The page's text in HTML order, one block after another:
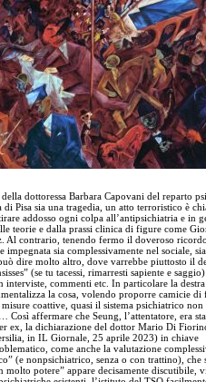
dottoressa Barbara Capovani del reparto
di Pisa sia una tragedia, un atto terroristico è
addosso ogni colpa all’antipsichiatria e in
teorie e dalla prassi clinica di figure come
Al contrario, tenendo fermo il doveroso
impegnata sia complessivamente nel sociale,
dire molto altro, dove varrebbe piuttosto il
(se tu tacessi, rimarresti sapiente e
interviste, commenti etc. In particolare la
la cosa, volendo proporre camicie di
coattive, quasi il sistema psichiatrico non
Così affermare che Seung, l’attentatore, era
ex, la dichiarazione del dottor Mario Di
in IL Giornale, 25 aprile 2023) in chiave
come anche la valutazione
(e nonpsichiatrico, senza o con trattino), che
potere” appare decisamente discutibile,